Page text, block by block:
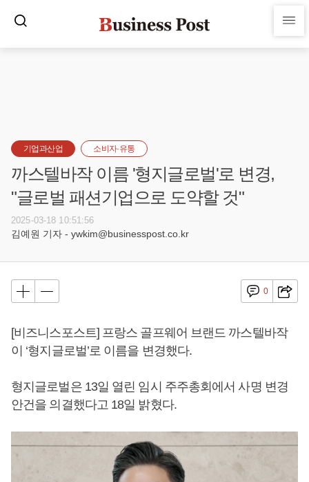
기업과산업 소비자·유통
까스텔바작 이름 '형지글로벌'로 변경,
"글로벌 패션기업으로 도약할 것"
2025-03-18 10:51:56
김예원 기자 - ywkim@businesspost.co.kr
0
[비즈니스포스트] 프랑스 골프웨어 브랜드 까스텔바작
이 ‘형지글로벌’로 이름을 변경했다.
형지글로벌은 13일 열린 임시 주주총회에서 사명 변경
안건을 의결했다고 18일 밝혔다.